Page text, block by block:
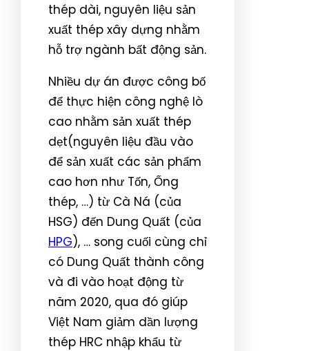
thép dài, nguyên liệu sản
xuất thép xây dựng nhằm
hỗ trợ ngành bất động sản.
Nhiều dự án được công bố
để thực hiện công nghệ lò
cao nhằm sản xuất thép
dẹt(nguyên liệu đầu vào
để sản xuất các sản phẩm
cao hơn như Tốn, Ống
thép, …) từ Cà Ná (của
HSG) đến Dung Quất (của
HPG), … song cuối cùng chỉ
có Dung Quất thành công
và đi vào hoạt động từ
năm 2020, qua đó giúp
Việt Nam giảm dần lượng
thép HRC nhập khẩu từ